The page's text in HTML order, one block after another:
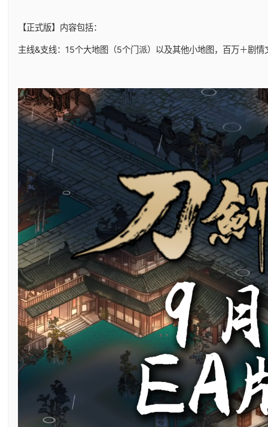
【正式版】内容包括：
主线&支线：15个大地图（5个门派）以及其他小地图，百万＋剧情